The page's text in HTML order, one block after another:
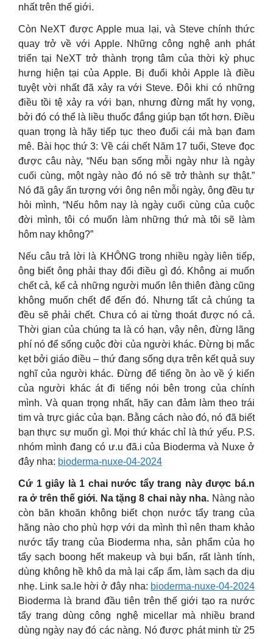
nhất trên thế giới.
Còn NeXT được Apple mua lại, và Steve chính thức
quay trở về với Apple. Những công nghệ anh phát
triển tại NeXT trở thành trọng tâm của thời kỳ phục
hưng hiện tại của Apple. Bị đuổi khỏi Apple là điều
tuyệt vời nhất đã xảy ra với Steve. Đôi khi có những
điều tồi tệ xảy ra với bạn, nhưng đừng mất hy vọng,
bởi đó có thể là liều thuốc đắng giúp bạn tốt hơn. Điều
quan trọng là hãy tiếp tục theo đuổi cái mà bạn đam
mê. Bài học thứ 3: Về cái chết Năm 17 tuổi, Steve đọc
được câu này, “Nếu bạn sống mỗi ngày như là ngày
cuối cùng, một ngày nào đó nó sẽ trở thành sự thật.”
Nó đã gây ấn tượng với ông nên mỗi ngày, ông đều tự
hỏi mình, “Nếu hôm nay là ngày cuối cùng của cuộc
đời mình, tôi có muốn làm những thứ mà tôi sẽ làm
hôm nay không?”
Nếu câu trả lời là KHÔNG trong nhiều ngày liên tiếp,
ông biết ông phải thay đổi điều gì đó. Không ai muốn
chết cả, kể cả những người muốn lên thiên đàng cũng
không muốn chết để đến đó. Nhưng tất cả chúng ta
đều sẽ phải chết. Chưa có ai từng thoát được nó cả.
Thời gian của chúng ta là có hạn, vậy nên, đừng lãng
phí nó để sống cuộc đời của người khác. Đừng bị mắc
kẹt bởi giáo điều – thứ đang sống dựa trên kết quả suy
nghĩ của người khác. Đừng để tiếng ồn ào về ý kiến
của người khác át đi tiếng nói bên trong của chính
mình. Và quan trọng nhất, hãy can đảm làm theo trái
tim và trực giác của bạn. Bằng cách nào đó, nó đã biết
bạn thực sự muốn gì. Mọi thứ khác chỉ là thứ yếu. P.S.
nhóm mình đang có ư.u đã.i của Bioderma và Nuxe ở
đây nha: bioderma-nuxe-04-2024
Cứ 1 giây là 1 chai nước tẩy trang này được bá.n
ra ở trên thế giới. Na tặng 8 chai này nha. Nàng nào
còn băn khoăn không biết chọn nước tẩy trang của
hãng nào cho phù hợp với da mình thì nên tham khảo
nước tẩy trang của Bioderma nha, sản phẩm của họ
tẩy sạch boong hết makeup và bụi bẩn, rất lành tính,
dùng không hề khô da mà lại cấp ẩm, làm sạch da dịu
nhẹ. Link sa.le hời ở đây nha: bioderma-nuxe-04-2024
Bioderma là brand đầu tiên trên thế giới tạo ra nước
tẩy trang dùng công nghệ micellar mà nhiều brand
dùng ngày nay đó các nàng. Nó được phát minh từ 25